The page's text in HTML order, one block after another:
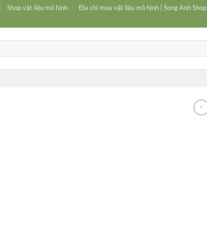
Shop vật liệu mô hình Địa chỉ mua vật liệu mô hình | Song Anh Shop